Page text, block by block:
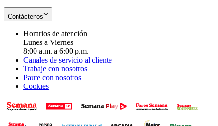
Contáctenos
Horarios de atención
Lunes a Viernes
8:00 a.m. a 6:00 p.m.
Canales de servicio al cliente
Trabaje con nosotros
Paute con nosotros
Cookies